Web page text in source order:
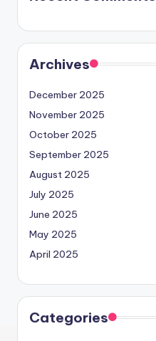
Archives
December 2025
November 2025
October 2025
September 2025
August 2025
July 2025
June 2025
May 2025
April 2025
Categories